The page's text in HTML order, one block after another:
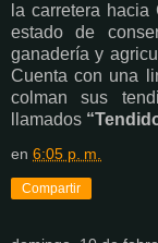
la carretera
estado de
ganadería y
Cuenta con una
colman sus
llamados
en 6:05 p. m.
Compartir